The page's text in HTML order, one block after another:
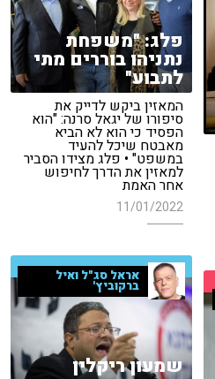
פלג: "משפחת
נתניהו בוררים מתי
לתבוע"
המאזין ביקש לדייק את
סיפורו של יגאל סרנה: "הוא
הפסיד כי הוא לא הביא
מאבטח שיכל להעיד
במשפט" • פלג מצידו הסביר
למאזין את הדרך לחיפוש
אחר האמת
11/01/2022
אראל סג"ל ואיל
ברקוביץ'
שמעון ריקלין